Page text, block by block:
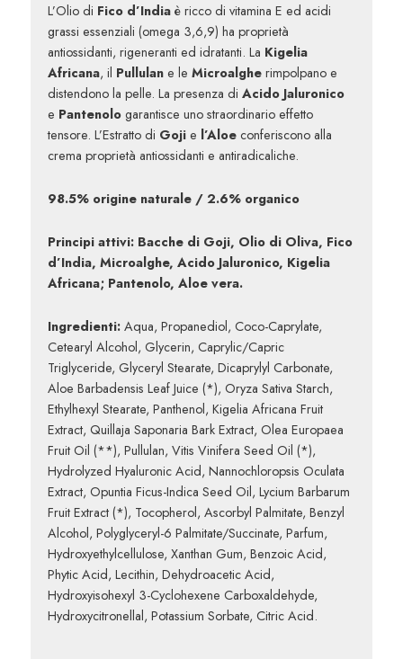
L’Olio di Fico d’India è ricco di vitamina E ed acidi
grassi essenziali (omega 3,6,9) ha proprietà
antiossidanti, rigeneranti ed idratanti. La Kigelia
Africana, il Pullulan e leMicroalghe rimpolpano e
distendono la pelle. La presenza diAcido Jaluronico
e Pantenolo garantisce uno straordinario effetto
tensore. L’Estratto di Goji e l’Aloe conferiscono alla
crema proprietà antiossidanti e antiradicaliche.
98.5% origine naturale / 2.6% organico
Principi attivi: Bacche di Goji, Olio di Oliva, Fico
d’India, Microalghe, Acido Jaluronico, Kigelia
Africana; Pantenolo, Aloe vera.
Ingredienti:Aqua, Propanediol, Coco-Caprylate,
Cetearyl Alcohol, Glycerin, Caprylic/Capric
Triglyceride, Glyceryl Stearate, Dicaprylyl Carbonate,
Aloe Barbadensis Leaf Juice (*), Oryza Sativa Starch,
Ethylhexyl Stearate, Panthenol, Kigelia Africana Fruit
Extract, Quillaja Saponaria Bark Extract, Olea Europaea
Fruit Oil (**), Pullulan, Vitis Vinifera Seed Oil (*),
Hydrolyzed Hyaluronic Acid, Nannochloropsis Oculata
Extract, Opuntia Ficus-Indica Seed Oil, Lycium Barbarum
Fruit Extract (*), Tocopherol, Ascorbyl Palmitate, Benzyl
Alcohol, Polyglyceryl-6 Palmitate/Succinate, Parfum,
Hydroxyethylcellulose, Xanthan Gum, Benzoic Acid,
Phytic Acid, Lecithin, Dehydroacetic Acid,
Hydroxyisohexyl 3-Cyclohexene Carboxaldehyde,
Hydroxycitronellal, Potassium Sorbate, Citric Acid.